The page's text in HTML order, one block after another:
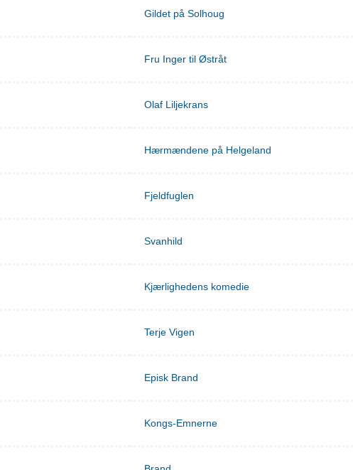
Gildet på Solhoug
Fru Inger til Østråt
Olaf Liljekrans
Hærmændene på Helgeland
Fjeldfuglen
Svanhild
Kjærlighedens komedie
Terje Vigen
Episk Brand
Kongs-Emnerne